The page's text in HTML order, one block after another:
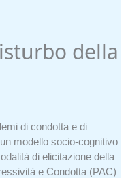
della
di condotta e di
modello socio-cognitivo
di elicitazione della
e Condotta (PAC)